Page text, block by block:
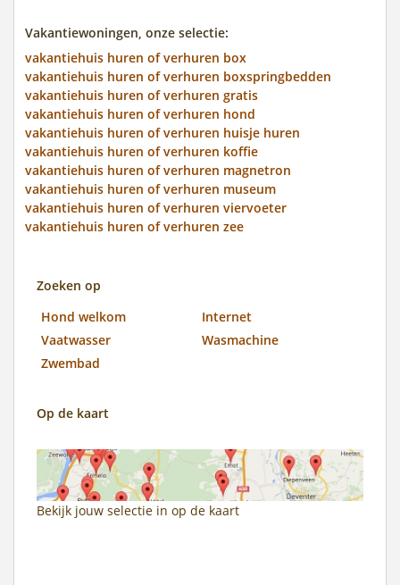
Vakantiewoningen, onze selectie:
vakantiehuis huren of verhuren box
vakantiehuis huren of verhuren boxspringbedden
vakantiehuis huren of verhuren gratis
vakantiehuis huren of verhuren hond
vakantiehuis huren of verhuren huisje huren
vakantiehuis huren of verhuren koffie
vakantiehuis huren of verhuren magnetron
vakantiehuis huren of verhuren museum
vakantiehuis huren of verhuren viervoeter
vakantiehuis huren of verhuren zee
Zoeken op
Hond welkom
Internet
Vaatwasser
Wasmachine
Zwembad
Op de kaart
Bekijk jouw selectie in op de kaart